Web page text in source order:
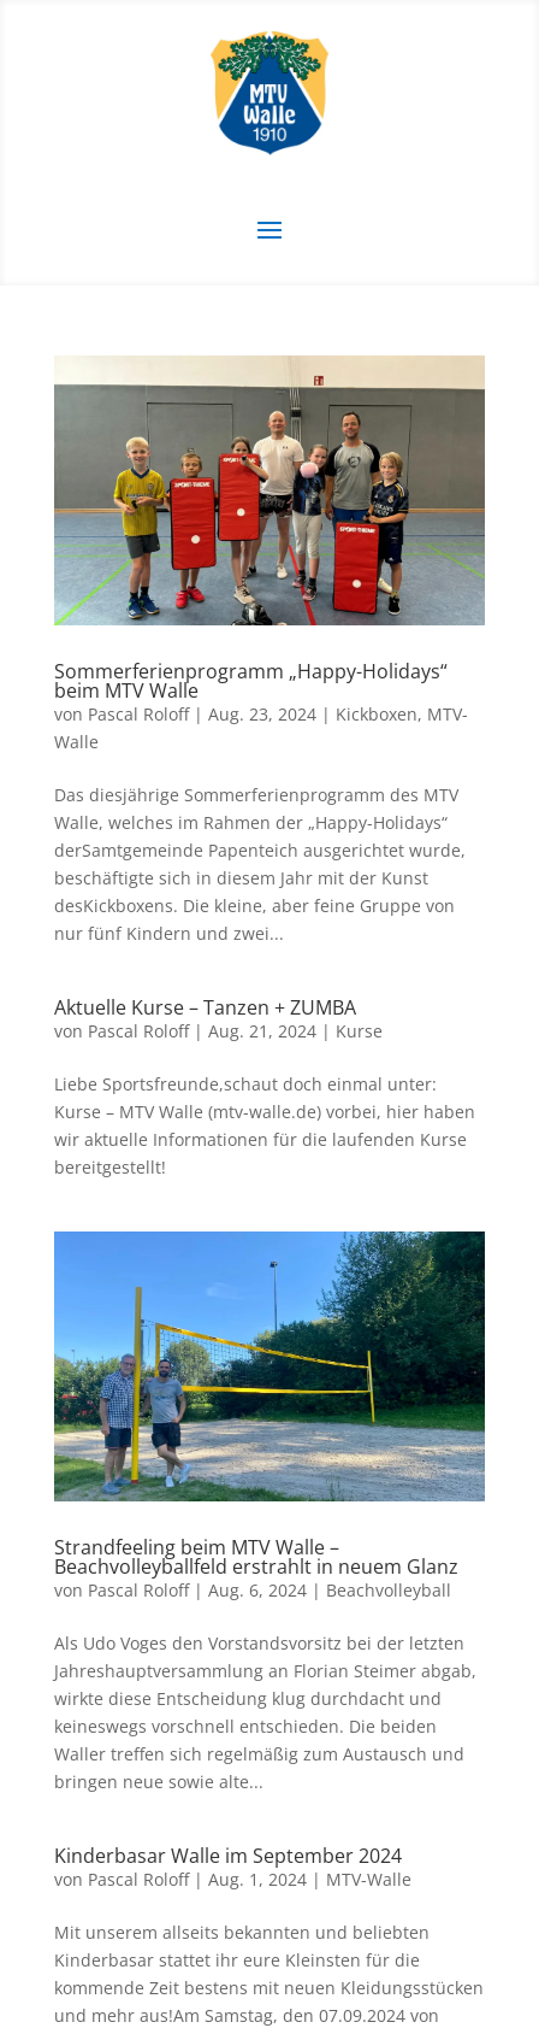
Sommerferienprogramm „Happy-Holidays“
beim MTV Walle
von Pascal Roloff| Aug. 23, 2024| Kickboxen, MTV-
Walle
Das diesjährige Sommerferienprogramm des MTV
Walle, welches im Rahmen der „Happy-Holidays“
derSamtgemeinde Papenteich ausgerichtet wurde,
beschäftigte sich in diesem Jahr mit der Kunst
desKickboxens. Die kleine, aber feine Gruppe von
nur fünf Kindern und zwei...
Aktuelle Kurse – Tanzen + ZUMBA
von Pascal Roloff| Aug. 21, 2024| Kurse
Liebe Sportsfreunde,schaut doch einmal unter:
Kurse – MTV Walle (mtv-walle.de) vorbei, hier haben
wir aktuelle Informationen für die laufenden Kurse
bereitgestellt!
Strandfeeling beim MTV Walle –
Beachvolleyballfeld erstrahlt in neuem Glanz
von Pascal Roloff| Aug. 6, 2024| Beachvolleyball
Als Udo Voges den Vorstandsvorsitz bei der letzten
Jahreshauptversammlung an Florian Steimer abgab,
wirkte diese Entscheidung klug durchdacht und
keineswegs vorschnell entschieden. Die beiden
Waller treffen sich regelmäßig zum Austausch und
bringen neue sowie alte...
Kinderbasar Walle im September 2024
von Pascal Roloff| Aug. 1, 2024| MTV-Walle
Mit unserem allseits bekannten und beliebten
Kinderbasar stattet ihr eure Kleinsten für die
kommende Zeit bestens mit neuen Kleidungsstücken
und mehr aus!Am Samstag, den 07.09.2024 von